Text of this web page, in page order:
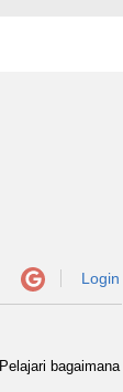
Login
Pelajari bagaimana